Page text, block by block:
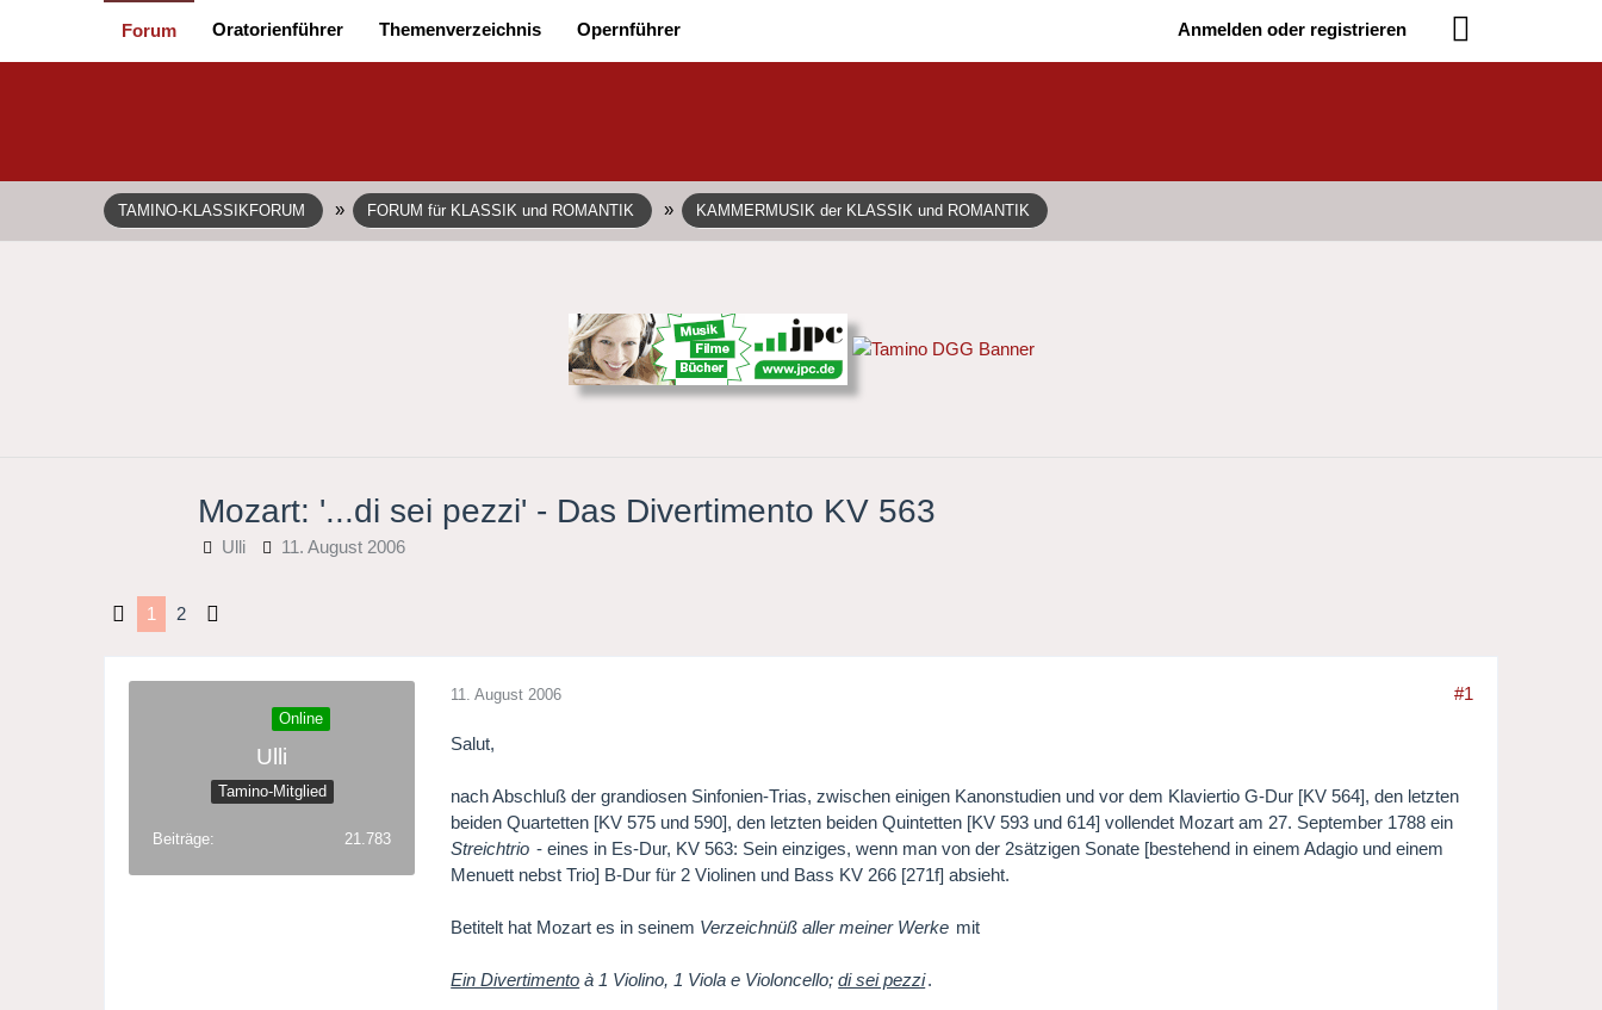
Forum Oratorienführer Themenverzeichnis Opernführer Anmelden oder registrieren
TAMINO-KLASSIKFORUM » FORUM für KLASSIK und ROMANTIK » KAMMERMUSIK der KLASSIK und ROMANTIK
Mozart: '...di sei pezzi' - Das Divertimento KV 563
Ulli 11. August 2006
1 2
Online
Ulli
Tamino-Mitglied
Beiträge 21.783
11. August 2006 #1
Salut,
nach Abschluß der grandiosen Sinfonien-Trias, zwischen einigen Kanonstudien und vor dem Klaviertio G-Dur [KV 564], den letzten
beiden Quartetten [KV 575 und 590], den letzten beiden Quintetten [KV 593 und 614] vollendet Mozart am 27. September 1788 ein
Streichtrio - eines in Es-Dur, KV 563: Sein einziges, wenn man von der 2sätzigen Sonate [bestehend in einem Adagio und einem
Menuett nebst Trio] B-Dur für 2 Violinen und Bass KV 266 [271f] absieht.
Betitelt hat Mozart es in seinem Verzeichnüß aller meiner Werke mit
Ein Divertimento à 1 Violino, 1 Viola e Violoncello;di sei pezzi.